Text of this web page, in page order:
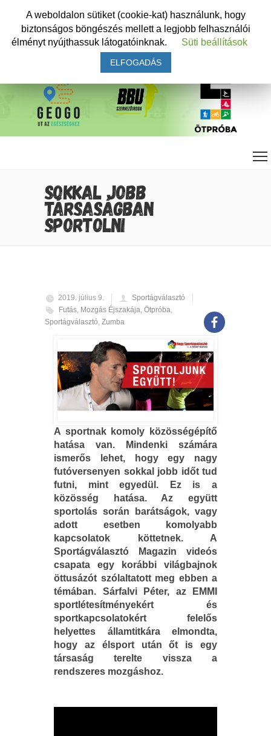
SOKKAL JOBB
TÁRSASÁGBAN
SPORTOLNI
2019. július 9.
Sportágválasztó
Futás, Mozgás Éjszakája, Ötpróba,
Sportágválasztó, Zumba
A sportnak komoly közösségépítő
hatása van. Mindenki számára
ismerős lehet, hogy egy nagy
futóversenyen sokkal jobb időt tud
futni, mint egyedül. Ez is a
közösség hatása. Az együtt
sportolás során barátságok, vagy
adott esetben komolyabb
kapcsolatok köttetnek. A
Sportágválasztó Magazin videós
csapata egy korábbi világbajnok
öttusázót szólaltatott meg ebben a
témában. Sárfalvi Péter, az EMMI
sportlétesítményekért és
sportkapcsolatokért felelős
helyettes államtitkára elmondta,
hogy az élsport után őt is egy
társaság terelte vissza a
rendszeres mozgáshoz.
A weboldalon sütiket (cookie-kat) használunk, hogy
biztonságos böngészés mellett a legjobb felhasználói
élményt nyújthassuk látogatóinknak.
Süti beállítások
ELFOGADÁS